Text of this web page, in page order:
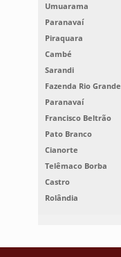
Umuarama
Paranavaí
Piraquara
Cambé
Sarandi
Fazenda Rio Grande
Paranavaí
Francisco Beltrão
Pato Branco
Cianorte
Telêmaco Borba
Castro
Rolândia